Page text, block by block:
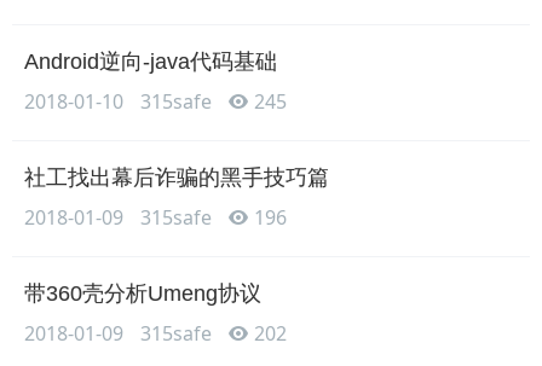
Android逆向-java代码基础
2018-01-10 315safe 245
社工找出幕后诈骗的黑手技巧篇
2018-01-09 315safe 196
带360壳分析Umeng协议
2018-01-09 315safe 202